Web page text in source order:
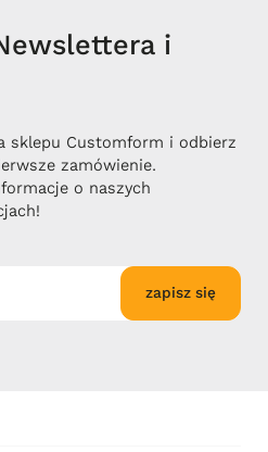
i
sklepu Customform i odbierz
zamówienie.
o naszych
zapisz się